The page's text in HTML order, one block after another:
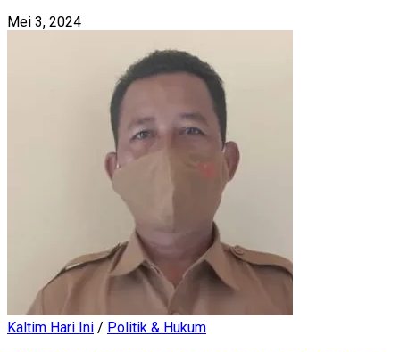
Mei 3, 2024
Kaltim Hari Ini / Politik & Hukum